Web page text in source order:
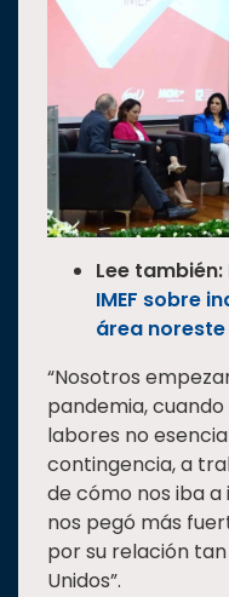
Lee también:
IMEF sobre
área noreste
“Nosotros
pandemia,
labores no
contingencia, a
de cómo nos iba a
nos pegó más
por su relación
Unidos”.